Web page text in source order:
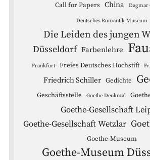
Call for Papers China Dagmar
Deutsches Romantik-Museum
Die Leiden des jungen
Düsseldorf Farbenlehre
Frankfurt Freies Deutsches Hochstift
Friedrich Schiller Gedichte
Geschäftsstelle Goethe-Denkmal
Goethe-Gesellschaft
Goethe-Gesellschaft Wetzlar
Goethe-Museum
Goethe-Museum